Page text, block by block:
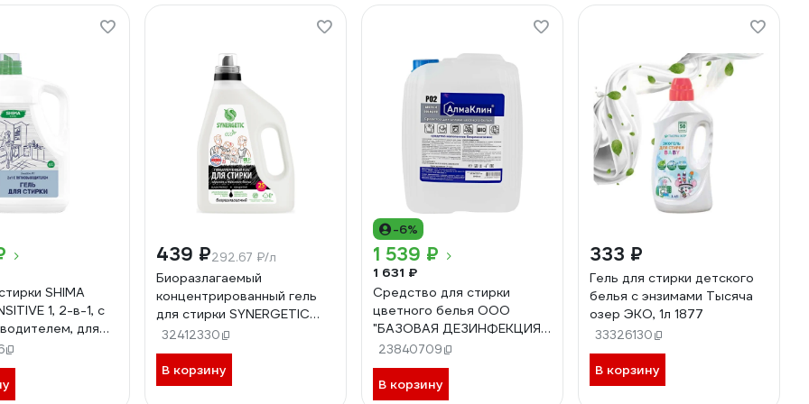
SHIMA
1, 2-в-1, с
для
4673744565317
439 ₽292.67 ₽/л
Биоразлагаемый
концентрированный гель
для стирки SYNERGETIC
BLACK PROTECT, 1,5 л 25
стирок 109808
32412330
В корзину
-6%
1 539 ₽
1 631 ₽
Средство для стирки
цветного белья ООО
"БАЗОВАЯ ДЕЗИНФЕКЦИЯ"
АлмаКлин P02, 5 л, евро
канистра P02-Ш/О-5Л
23840709
В корзину
333 ₽
Гель для стирки детского
белья с энзимами Тысяча
озер ЭКО, 1л 1877
33326130
В корзину